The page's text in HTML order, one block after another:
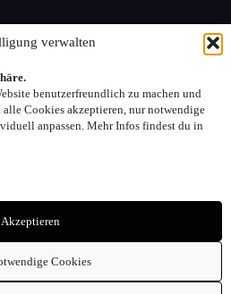
verwalten
benutzerfreundlich zu machen und
Cookies akzeptieren, nur notwendige
anpassen. Mehr Infos findest du in
Akzeptieren
Cookies
6, 10439 Berlin
weine.de